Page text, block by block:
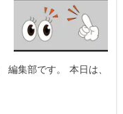
編集部です。 本日は、